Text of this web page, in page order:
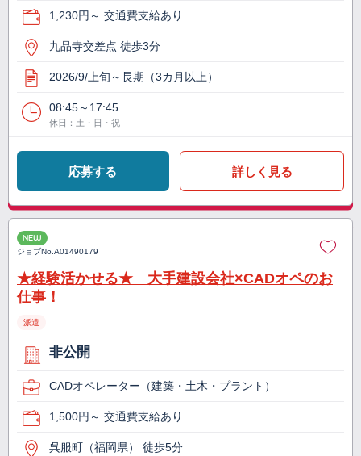
1,230円～ 交通費支給あり
九品寺交差点 徒歩3分
2026/9/上旬～長期（3カ月以上）
08:45～17:45
休日：土・日・祝
応募する 詳しく見る
NEW
ジョブNo.A01490179
★経験活かせる★ 大手建設会社×CADオペのお
仕事！
派遣
非公開
CADオペレーター（建築・土木・プラント）
1,500円～ 交通費支給あり
呉服町（福岡県） 徒歩5分